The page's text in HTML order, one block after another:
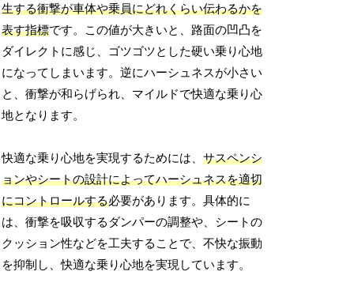
生する衝撃が車体や乗員にどれくらい伝わるかを
表す指標です。この値が大きいと、路面の凹凸を
ダイレクトに感じ、ゴツゴツとした硬い乗り心地
になってしまいます。逆にハーシュネスが小さい
と、衝撃が和らげられ、マイルドで快適な乗り心
地となります。
快適な乗り心地を実現するためには、サスペンシ
ョンやシートの設計によってハーシュネスを適切
にコントロールする必要があります。具体的に
は、衝撃を吸収するダンパーの調整や、シートの
クッション性などを工夫することで、不快な振動
を抑制し、快適な乗り心地を実現しています。